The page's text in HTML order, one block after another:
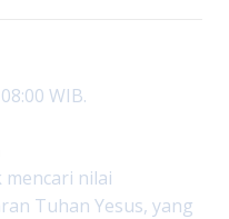
WIB.
nilai
Tuhan Yesus, yang